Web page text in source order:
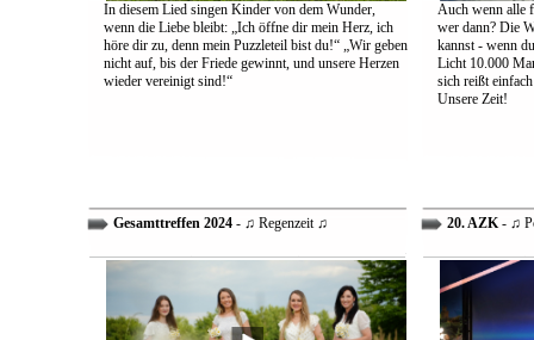
In diesem Lied singen Kinder von dem Wunder,
wenn die Liebe bleibt: „Ich öffne dir mein Herz, ich
höre dir zu, denn mein Puzzleteil bist du!“ „Wir geben
nicht auf, bis der Friede gewinnt, und unsere Herzen
wieder vereinigt sind!“
Auch wenn alle
wer dann? Die
kannst - wenn
Licht 10.000
sich reißt
Unsere Zeit!
Gesamttreffen 2024- ♫ Regenzeit ♫ 20. AZK- ♫